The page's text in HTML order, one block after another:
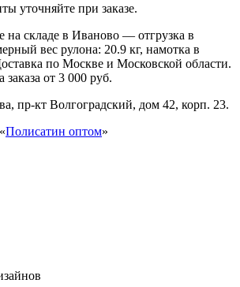
уточняйте при заказе.
на складе в Иваново — отгрузка в
вес рулона: 20.9 кг, намотка в
по Москве и Московской области.
от 3 000 руб.
пр-кт Волгоградский, дом 42, корп. 23.
Полисатин оптом»